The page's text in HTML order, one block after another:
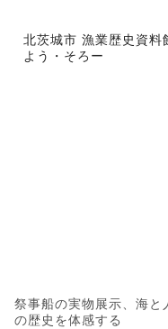
北茨城市 漁業歴史資料
よう・そろー
祭事船の実物展示、海と
の歴史を体感する